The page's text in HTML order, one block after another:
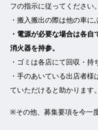
フの指示に従ってください。
・搬入搬出の際は他の車
・電源が必要な場合は各自
消火器を持参。
・ゴミは各店にて回収・持
・手のあいている出店者
ていただけると助かります。
※その他、募集要項を今一